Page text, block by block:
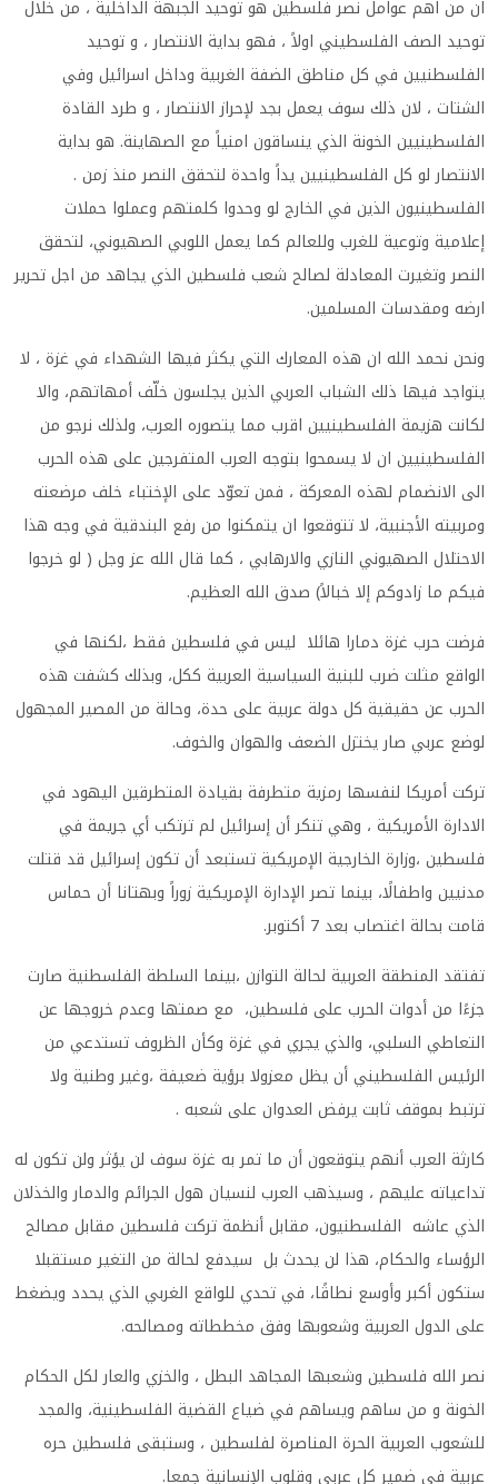
ان من اهم عوامل نصر فلسطين هو توحيد الجبهة الداخلية ، من خلال
توحيد الصف الفلسطيني اولاً ، فهو بداية الانتصار ، و توحيد
الفلسطنيين في كل مناطق الضفة الغربية وداخل اسرائيل وفي
الشتات ، لان ذلك سوف يعمل بجد لإحراز الانتصار ، و طرد القادة
الفلسطينيين الخونة الذي ينساقون امنياً مع الصهاينة. هو بداية
الانتصار لو كل الفلسطينيين يداً واحدة لتحقق النصر منذ زمن .
الفلسطينيون الذين في الخارج لو وحدوا كلمتهم وعملوا حملات
إعلامية وتوعية للغرب وللعالم كما يعمل اللوبي الصهيوني، لتحقق
النصر وتغيرت المعادلة لصالح شعب فلسطين الذي يجاهد من اجل تحرير
ارضه ومقدسات المسلمين.
ونحن نحمد الله ان هذه المعارك التي يكثر فيها الشهداء في غزة ، لا
يتواجد فيها ذلك الشباب العربي الذين يجلسون خلّف أمهاتهم، والا
لكانت هزيمة الفلسطينيين اقرب مما يتصوره العرب، ولذلك نرجو من
الفلسطينيين ان لا يسمحوا بتوجه العرب المتفرجين على هذه الحرب
الى الانضمام لهذه المعركة ، فمن تعوّد على الإختباء خلف مرضعته
ومربيته الأجنبية، لا تتوقعوا ان يتمكنوا من رفع البندقية في وجه هذا
الاحتلال الصهيوني النازي والارهابي ، كما قال الله عز وجل ( لو خرجوا
فيكم ما زادوكم إلا خبالاً) صدق الله العظيم.
فرضت حرب غزة دمارا هائلا ليس في فلسطين فقط ،لكنها في
الواقع مثلت ضرب للبنية السياسية العربية ككل، وبذلك كشفت هذه
الحرب عن حقيقية كل دولة عربية على حدة، وحالة من المصير المجهول
لوضع عربي صار يختزل الضعف والهوان والخوف.
تركت أمريكا لنفسها رمزية متطرفة بقيادة المتطرقين اليهود في
الادارة الأمريكية ، وهي تنكر أن إسرائيل لم ترتكب أي جريمة في
فلسطين ،وزارة الخارجية الإمريكية تستبعد أن تكون إسرائيل قد قتلت
مدنيين واطفالًا، بينما تصر الإدارة الإمريكية زوراً وبهتانا أن حماس
قامت بحالة اغتصاب بعد 7 أكتوبر.
تفتقد المنطقة العربية لحالة التوازن ،بينما السلطة الفلسطنية صارت
جزءًا من أدوات الحرب على فلسطين، مع صمتها وعدم خروجها عن
التعاطي السلبي، والذي يجري في غزة وكأن الظروف تستدعي من
الرئيس الفلسطيني أن يظل معزولا برؤية ضعيفة ،وغير وطنية ولا
ترتبط بموقف ثابت يرفض العدوان على شعبه .
كارثة العرب أنهم يتوقعون أن ما تمر به غزة سوف لن يؤثر ولن تكون له
تداعياته عليهم ، وسيذهب العرب لنسيان هول الجرائم والدمار والخذلان
الذي عاشه الفلسطنيون، مقابل أنظمة تركت فلسطين مقابل مصالح
الرؤساء والحكام، هذا لن يحدث بل سيدفع لحالة من التغير مستقبلا
ستكون أكبر وأوسع نطاقًا، في تحدي للواقع الغربي الذي يحدد ويضغط
على الدول العربية وشعوبها وفق مخططاته ومصالحه.
نصر الله فلسطين وشعبها المجاهد البطل ، والخزي والعار لكل الحكام
الخونة و من ساهم ويساهم في ضياع القضية الفلسطينية، والمجد
للشعوب العربية الحرة المناصرة لفلسطين ، وستبقى فلسطين حره
عربية في ضمير كل عربي وقلوب الإنسانية جمعا.